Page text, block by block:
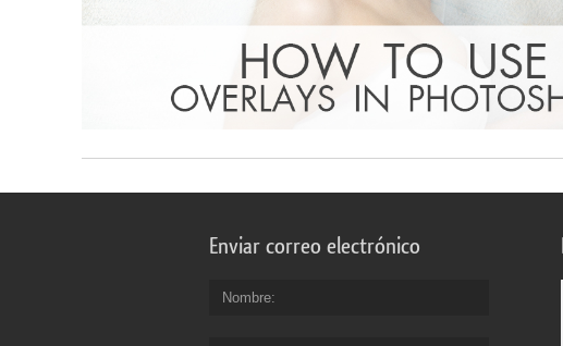
Enviar correo electrónico
Nombre